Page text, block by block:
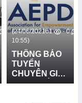
(24/06/2021
10:55)
61 - 0
THÔNG BÁO
TUYỂN
CHUYÊN GIA
THỰC HIỆN